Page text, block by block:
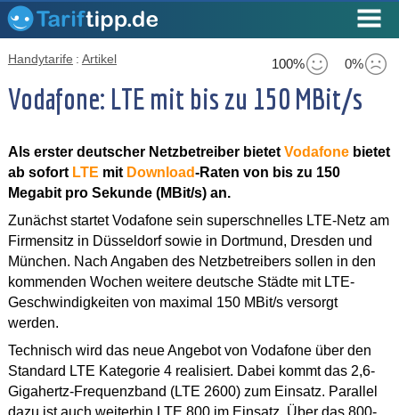
100% 0%
Handytarife : Artikel
Vodafone: LTE mit bis zu 150 MBit/s
Als erster deutscher Netzbetreiber bietet Vodafonebietet
ab sofort LTE mit Download-Raten von bis zu 150
Megabit pro Sekunde (MBit/s) an.
Zunächst startet Vodafone sein superschnelles LTE-Netz am
Firmensitz in Düsseldorf sowie in Dortmund, Dresden und
München. Nach Angaben des Netzbetreibers sollen in den
kommenden Wochen weitere deutsche Städte mit LTE-
Geschwindigkeiten von maximal 150 MBit/s versorgt
werden.
Technisch wird das neue Angebot von Vodafone über den
Standard LTE Kategorie 4 realisiert. Dabei kommt das 2,6-
Gigahertz-Frequenzband (LTE 2600) zum Einsatz. Parallel
dazu ist auch weiterhin LTE 800 im Einsatz. Über das 800-